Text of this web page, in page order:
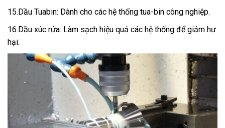
15.Dầu Tuabin: Dành cho các hệ thống tua-bin công nghiệp.
16.Dầu xúc rửa: Làm sạch hiệu quả các hệ thống để giảm hư
hại.